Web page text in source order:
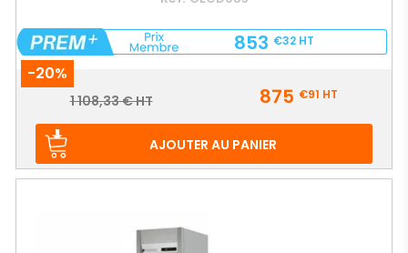
853 €32 HT
-20%
Prix
Prix
1 108,33 € HT 875 €91 HT
AJOUTER AU PANIER